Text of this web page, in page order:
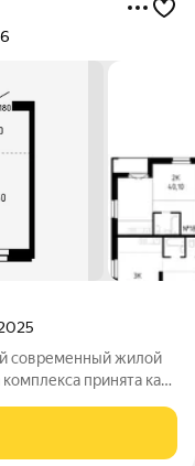
современный жилой
принята как
Учитывая